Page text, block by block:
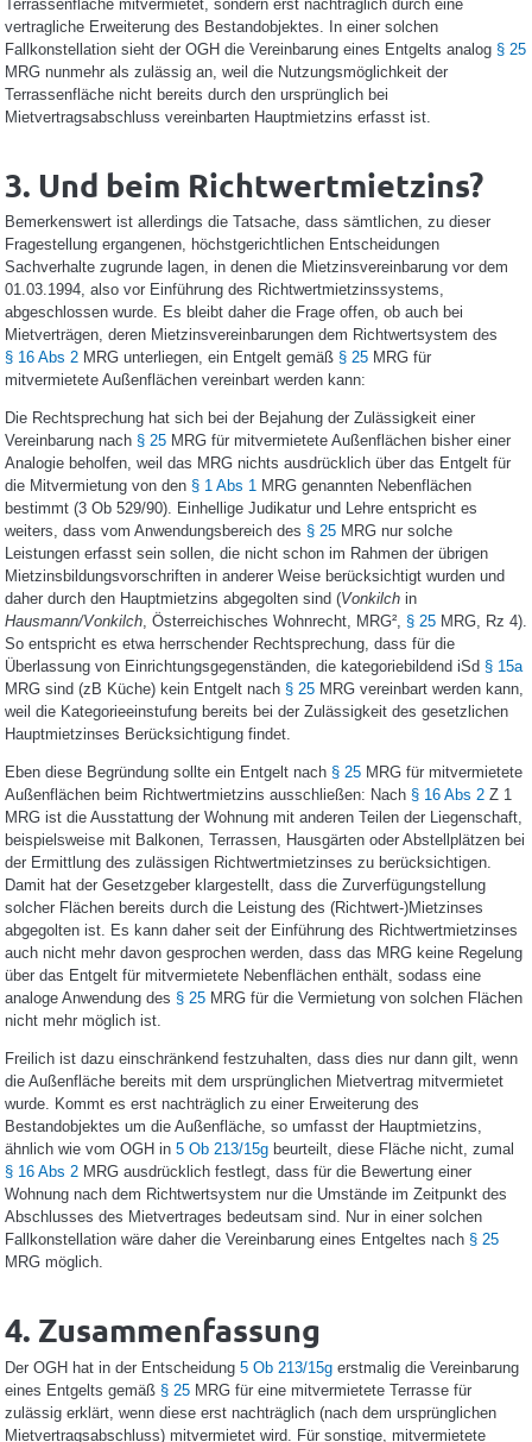
Terrassenfläche mitvermietet, sondern erst nachträglich durch eine
vertragliche Erweiterung des Bestandobjektes. In einer solchen
Fallkonstellation sieht der OGH die Vereinbarung eines Entgelts analog § 25
MRG nunmehr als zulässig an, weil die Nutzungsmöglichkeit der
Terrassenfläche nicht bereits durch den ursprünglich bei
Mietvertragsabschluss vereinbarten Hauptmietzins erfasst ist.
3. Und beim Richtwertmietzins?
Bemerkenswert ist allerdings die Tatsache, dass sämtlichen, zu dieser
Fragestellung ergangenen, höchstgerichtlichen Entscheidungen
Sachverhalte zugrunde lagen, in denen die Mietzinsvereinbarung vor dem
01.03.1994, also vor Einführung des Richtwertmietzinssystems,
abgeschlossen wurde. Es bleibt daher die Frage offen, ob auch bei
Mietverträgen, deren Mietzinsvereinbarungen dem Richtwertsystem des
§ 16 Abs 2MRG unterliegen, ein Entgelt gemäß § 25MRG für
mitvermietete Außenflächen vereinbart werden kann:
Die Rechtsprechung hat sich bei der Bejahung der Zulässigkeit einer
Vereinbarung nach § 25MRG für mitvermietete Außenflächen bisher einer
Analogie beholfen, weil das MRG nichts ausdrücklich über das Entgelt für
die Mitvermietung von den § 1 Abs 1MRG genannten Nebenflächen
bestimmt (3 Ob 529/90). Einhellige Judikatur und Lehre entspricht es
weiters, dass vom Anwendungsbereich des § 25MRG nur solche
Leistungen erfasst sein sollen, die nicht schon im Rahmen der übrigen
Mietzinsbildungsvorschriften in anderer Weise berücksichtigt wurden und
daher durch den Hauptmietzins abgegolten sind (Vonkilchin
Hausmann/Vonkilch, Österreichisches Wohnrecht, MRG², § 25MRG, Rz 4).
So entspricht es etwa herrschender Rechtsprechung, dass für die
Überlassung von Einrichtungsgegenständen, die kategoriebildend iSd § 15a
MRG sind (zB Küche) kein Entgelt nach § 25MRG vereinbart werden kann,
weil die Kategorieeinstufung bereits bei der Zulässigkeit des gesetzlichen
Hauptmietzinses Berücksichtigung findet.
Eben diese Begründung sollte ein Entgelt nach § 25MRG für mitvermietete
Außenflächen beim Richtwertmietzins ausschließen: Nach § 16 Abs 2Z 1
MRG ist die Ausstattung der Wohnung mit anderen Teilen der Liegenschaft,
beispielsweise mit Balkonen, Terrassen, Hausgärten oder Abstellplätzen bei
der Ermittlung des zulässigen Richtwertmietzinses zu berücksichtigen.
Damit hat der Gesetzgeber klargestellt, dass die Zurverfügungstellung
solcher Flächen bereits durch die Leistung des (Richtwert-)Mietzinses
abgegolten ist. Es kann daher seit der Einführung des Richtwertmietzinses
auch nicht mehr davon gesprochen werden, dass das MRG keine Regelung
über das Entgelt für mitvermietete Nebenflächen enthält, sodass eine
analoge Anwendung des § 25MRG für die Vermietung von solchen Flächen
nicht mehr möglich ist.
Freilich ist dazu einschränkend festzuhalten, dass dies nur dann gilt, wenn
die Außenfläche bereits mit dem ursprünglichen Mietvertrag mitvermietet
wurde. Kommt es erst nachträglich zu einer Erweiterung des
Bestandobjektes um die Außenfläche, so umfasst der Hauptmietzins,
ähnlich wie vom OGH in 5 Ob 213/15gbeurteilt, diese Fläche nicht, zumal
§ 16 Abs 2MRG ausdrücklich festlegt, dass für die Bewertung einer
Wohnung nach dem Richtwertsystem nur die Umstände im Zeitpunkt des
Abschlusses des Mietvertrages bedeutsam sind. Nur in einer solchen
Fallkonstellation wäre daher die Vereinbarung eines Entgeltes nach § 25
MRG möglich.
4. Zusammenfassung
Der OGH hat in der Entscheidung 5 Ob 213/15gerstmalig die Vereinbarung
eines Entgelts gemäß § 25MRG für eine mitvermietete Terrasse für
zulässig erklärt, wenn diese erst nachträglich (nach dem ursprünglichen
Mietvertragsabschluss) mitvermietet wird. Für sonstige, mitvermietete